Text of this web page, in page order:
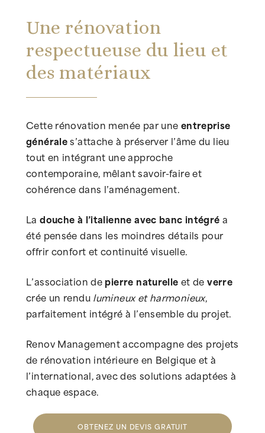
Une rénovation
respectueuse du lieu et
des matériaux
Cette rénovation menée par une entreprise
générales’attache à préserver l’âme du lieu
tout en intégrant une approche
contemporaine, mêlant savoir-faire et
cohérence dans l’aménagement.
Ladouche à l’italienne avec banc intégré a
été pensée dans les moindres détails pour
offrir confort et continuité visuelle.
L’association de pierre naturelle et deverre
crée un rendu lumineux et harmonieux,
parfaitement intégré à l’ensemble du projet.
Renov Management accompagne des projets
de rénovation intérieure en Belgique et à
l’international, avec des solutions adaptées à
chaque espace.
OBTENEZ UN DEVIS GRATUIT